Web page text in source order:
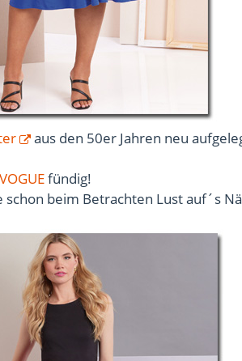
aus den 50er Jahren neu
VOGUEfündig!
schon beim Betrachten Lust auf´s